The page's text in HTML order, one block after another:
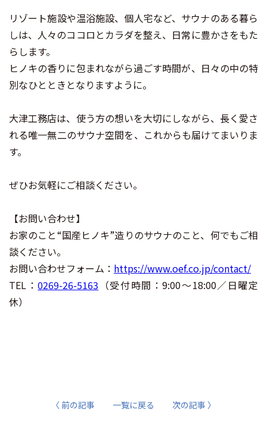
リゾート施設や温浴施設、個人宅など、サウナのある暮ら
しは、人々のココロとカラダを整え、日常に豊かさをもた
らします。
ヒノキの香りに包まれながら過ごす時間が、日々の中の特
別なひとときとなりますように。
大津工務店は、使う方の想いを大切にしながら、長く愛さ
れる唯一無二のサウナ空間を、これからも届けてまいりま
す。
ぜひお気軽にご相談ください。
【お問い合わせ】
お家のこと“国産ヒノキ”造りのサウナのこと、何でもご相
談ください。
お問い合わせフォーム： https://www.oef.co.jp/contact/
TEL：0269-26-5163 （受付時間：9:00～18:00／日曜定
休）
〈 前の記事 一覧に戻る 次の記事 〉